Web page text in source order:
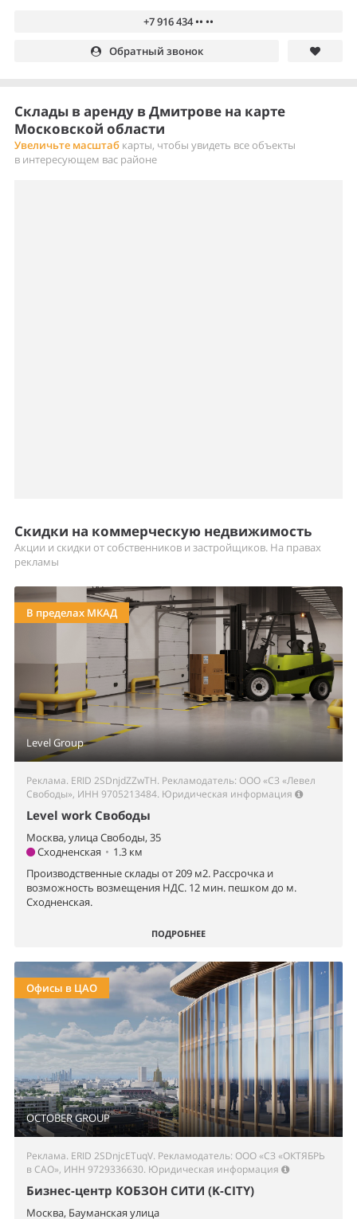
+7 916 434 •• ••
Обратный звонок
Склады в аренду в Дмитрове на карте
Московской области
Увеличьте масштаб карты, чтобы увидеть все объекты
в интересующем вас районе
Скидки на коммерческую недвижимость
Акции и скидки от собственников и застройщиков. На правах
рекламы
Level Group
В пределах МКАД
Реклама. ERID 2SDnjdZZwTH. Рекламодатель: ООО «СЗ «Левел
Свободы», ИНН 9705213484. Юридическая информация
Level work Свободы
Москва, улица Свободы, 35
Сходненская • 1.3 км
Производственные склады от 209 м2. Рассрочка и
возможность возмещения НДС. 12 мин. пешком до м.
Сходненская.
ПОДРОБНЕЕ
OCTOBER GROUP
Офисы в ЦАО
Реклама. ERID 2SDnjcETuqV. Рекламодатель: ООО «СЗ «ОКТЯБРЬ
в САО», ИНН 9729336630. Юридическая информация
Бизнес-центр КОБЗОН СИТИ (K-CITY)
Москва, Бауманская улица